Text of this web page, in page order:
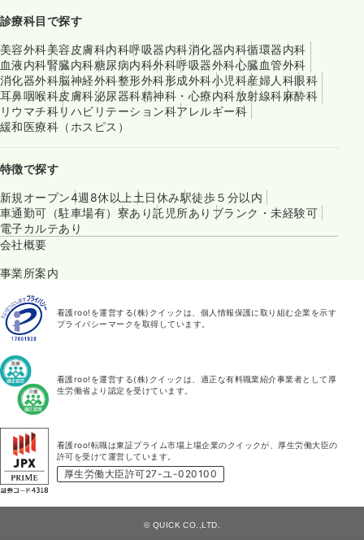
診療科目で探す
美容外科美容皮膚科内科呼吸器内科消化器内科循環器内科
血液内科腎臓内科糖尿病内科外科呼吸器外科心臓血管外科
消化器外科脳神経外科整形外科形成外科小児科産婦人科眼科
耳鼻咽喉科皮膚科泌尿器科精神科・心療内科放射線科麻酔科
リウマチ科リハビリテーション科アレルギー科
緩和医療科（ホスピス）
特徴で探す
新規オープン4週8休以上 土日休み駅徒歩５分以内
車通勤可（駐車場有） 寮あり託児所あり ブランク・未経験可
電子カルテあり
会社概要
事業所案内
看護roo!を運営する(株)クイックは、個人情報保護に取り組む企業を示す
プライバシーマークを取得しています。
看護roo!を運営する(株)クイックは、適正な有料職業紹介事業者として厚
生労働省より認定を受けています。
看護roo!転職は東証プライム市場上場企業のクイックが、厚生労働大臣の
許可を受けて運営しています。
厚生労働大臣許可27-ユ-020100
© QUICK CO.,LTD.